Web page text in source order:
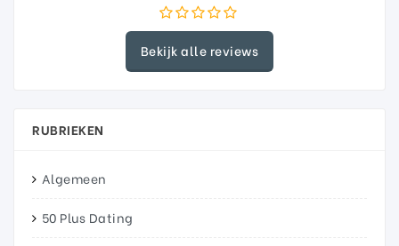
Bekijk alle reviews
RUBRIEKEN
Algemeen
50 Plus Dating